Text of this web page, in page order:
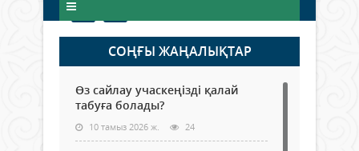
СОҢҒЫ ЖАҢАЛЫҚТАР
Өз сайлау учаскеңізді қалай
табуға болады?
10 тамыз 2026 ж. 24